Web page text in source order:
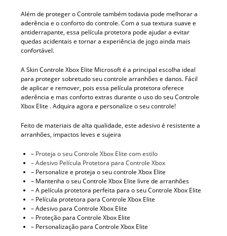
Além de proteger o Controle também todavia pode melhorar a
aderência e o conforto do controle. Com a sua textura suave e
antiderrapante, essa película protetora pode ajudar a evitar
quedas acidentais e tornar a experiência de jogo ainda mais
confortável.
A Skin Controle Xbox Elite Microsoft é a principal escolha ideal
para proteger sobretudo seu controle arranhões e danos. Fácil
de aplicar e remover, pois essa película protetora oferece
aderência e mas conforto extras durante o uso do seu Controle
Xbox Elite . Adquira agora e personalize o seu controle!
Feito de materiais de alta qualidade, este adesivo é resistente a
arranhões, impactos leves e sujeira
– Proteja o seu Controle Xbox Elite com estilo
– Adesivo Película Protetora para Controle Xbox
– Personalize e proteja o seu controle Xbox Elite
– Mantenha o seu Controle Xbox Elite livre de arranhões
– A película protetora perfeita para o seu Controle Xbox Elite
– Película protetora para Controle Xbox Elite
– Adesivo para Controle Xbox Elite
– Proteção para Controle Xbox Elite
– Personalização para Controle Xbox Elite